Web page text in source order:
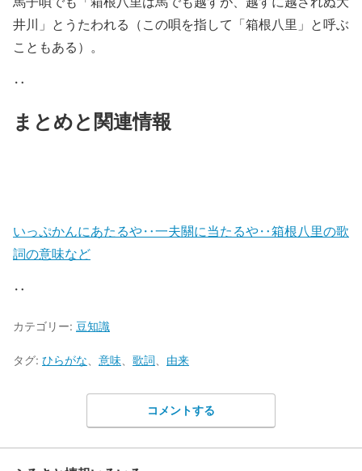
井川」とうたわれる（この唄を指して「箱根八里」と呼ぶ
こともある）。
‥
まとめと関連情報
いっぷかんにあたるや‥一夫關に当たるや‥箱根八里の歌
詞の意味など
‥
カテゴリー: 豆知識
タグ: ひらがな 意味 歌詞 由来
コメントする